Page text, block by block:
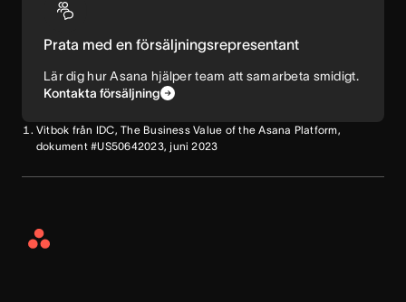
Prata med en försäljningsrepresentant
Lär dig hur Asana hjälper team att samarbeta smidigt.
Kontakta försäljning
Vitbok från IDC, The Business Value of the Asana Platform,
dokument #US50642023, juni 2023
Asana